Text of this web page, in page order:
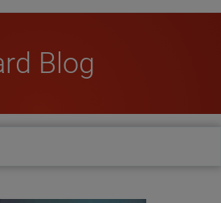
Blog